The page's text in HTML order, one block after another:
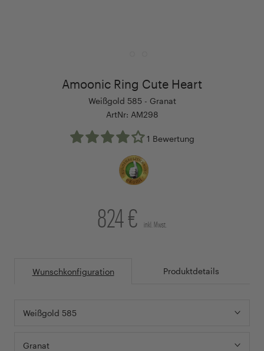
Amoonic Ring Cute Heart
Weißgold 585 - Granat
ArtNr: AM298
1 Bewertung
824 € inkl. Mwst.
Wunschkonfiguration Produktdetails
Weißgold 585
Granat